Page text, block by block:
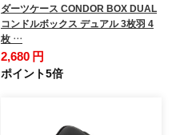
ダーツケース CONDOR BOX DUAL
コンドルボックス デュアル 3枚羽 4
枚 …
2,680 円
ポイント5倍